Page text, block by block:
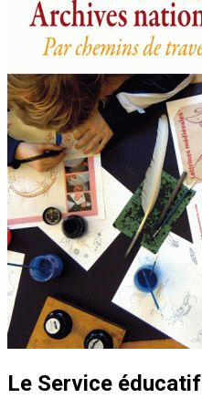
Le Service